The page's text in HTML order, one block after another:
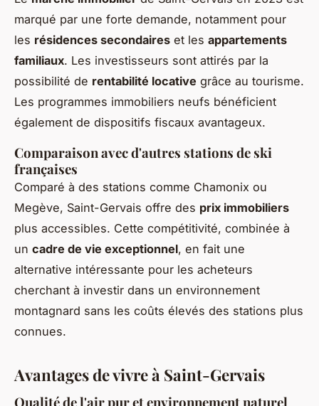
marqué par une forte demande, notamment pour
les résidences secondaires et les appartements
familiaux. Les investisseurs sont attirés par la
possibilité de rentabilité locative grâce au tourisme.
Les programmes immobiliers neufs bénéficient
également de dispositifs fiscaux avantageux.
Comparaison avec d'autres stations de ski
françaises
Comparé à des stations comme Chamonix ou
Megève, Saint-Gervais offre des prix immobiliers
plus accessibles. Cette compétitivité, combinée à
un cadre de vie exceptionnel, en fait une
alternative intéressante pour les acheteurs
cherchant à investir dans un environnement
montagnard sans les coûts élevés des stations plus
connues.
Avantages de vivre à Saint-Gervais
Qualité de l'air pur et environnement naturel